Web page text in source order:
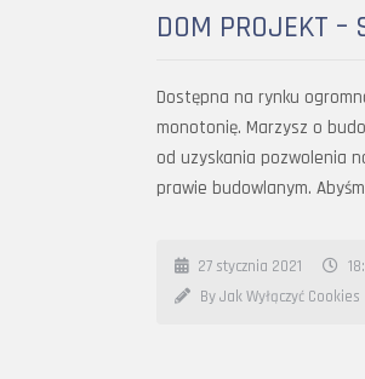
DOM PROJEKT –
Dostępna na rynku
monotonię. Marzysz o
od uzyskania pozwolenia
prawie budowlanym.
27 stycznia 2021
By Jak Wyłączyć Cookies